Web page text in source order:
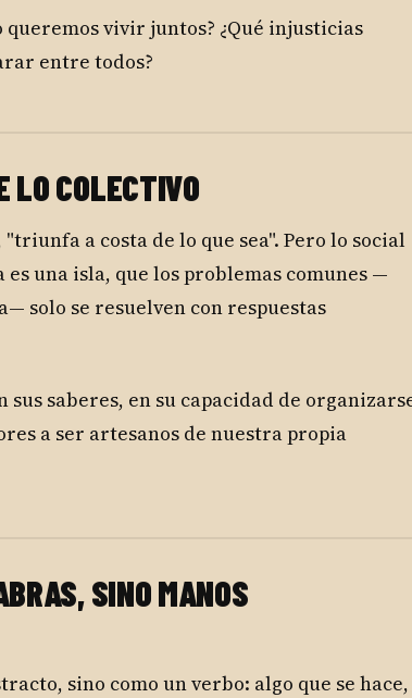
queremos vivir juntos? ¿Qué injusticias
entre todos?
LO COLECTIVO
a costa de lo que sea". Pero lo social
una isla, que los problemas comunes —
solo se resuelven con respuestas
saberes, en su capacidad de
a ser artesanos de nuestra propia
SINO MANOS
sino como un verbo: algo que se hace,